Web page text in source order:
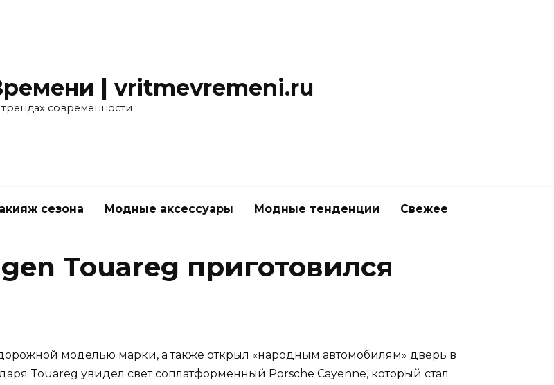
| vritmevremeni.ru
современности
сезона Модные аксессуары Модные тенденции Свежее
Touareg приготовился
моделью марки, а также открыл «народным автомобилям» дверь в
Touareg увидел свет соплатформенный Porsche Cayenne, который стал